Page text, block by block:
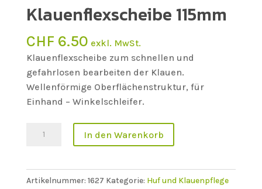
Klauenflexscheibe 115mm
CHF 6.50 exkl. MwSt.
Klauenflexscheibe zum schnellen und
gefahrlosen bearbeiten der Klauen.
Wellenförmige Oberflächenstruktur, für
Einhand – Winkelschleifer.
KlauenflexscheibeIn den Warenkorb
Artikelnummer: 1627 Kategorie: Huf und Klauenpflege